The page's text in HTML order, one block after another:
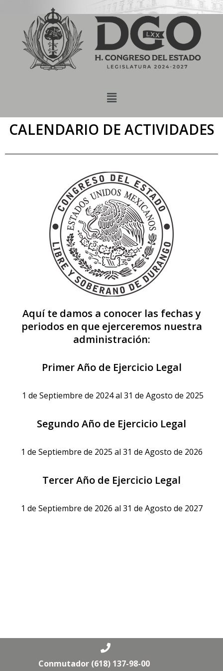
Saltar
contenido
CALENDARIO DE ACTIVIDADES
Aquí te damos a conocer las fechas y
periodos en que ejerceremos nuestra
administración:
Primer Año de Ejercicio Legal
1 de Septiembre de 2024 al 31 de Agosto de 2025
Segundo Año de Ejercicio Legal
1 de Septiembre de 2025 al 31 de Agosto de 2026
Tercer Año de Ejercicio Legal
1 de Septiembre de 2026 al 31 de Agosto de 2027
Conmutador (618) 137-98-00